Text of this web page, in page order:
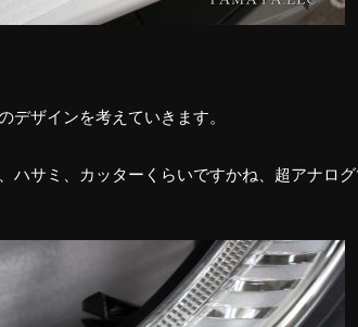
デザインを考えていきます。
ハサミ、カッターくらいですかね、超アナロ